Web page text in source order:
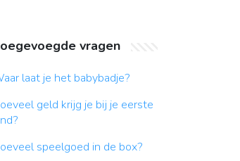
vragen
laat je het babybadje?
geld krijg je bij je eerste
speelgoed in de box?